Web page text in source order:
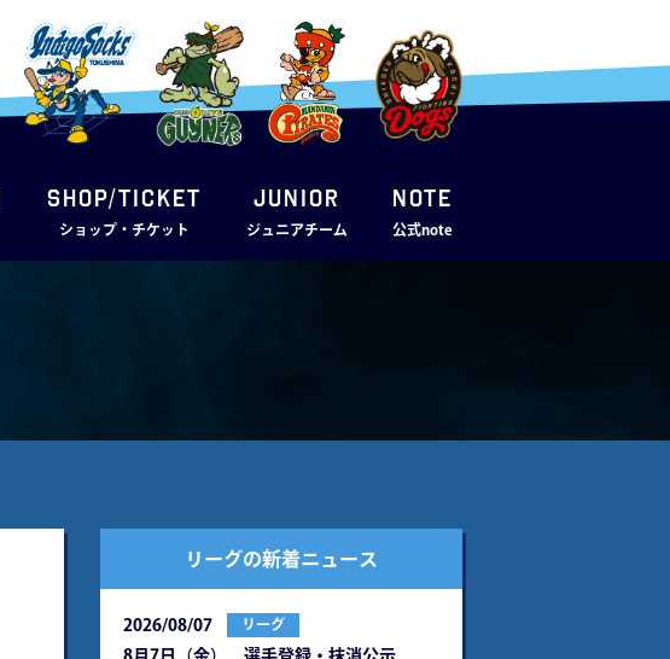
SHOP/TICKET
ショップ・チケット
JUNIOR
ジュニアチーム
note
公式note
リーグの新着ニュース
2026/08/07 リーグ
8月7日（金） 選手登録・抹消公示